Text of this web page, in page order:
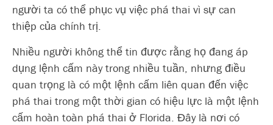
người ta có thể phục vụ việc phá thai vì sự can
thiệp của chính trị.
Nhiều người không thể tin được rằng họ đang áp
dụng lệnh cấm này trong nhiều tuần, nhưng điều
quan trọng là có một lệnh cấm liên quan đến việc
phá thai trong một thời gian có hiệu lực là một lệnh
cấm hoàn toàn phá thai ở Florida. Đây là nơi có